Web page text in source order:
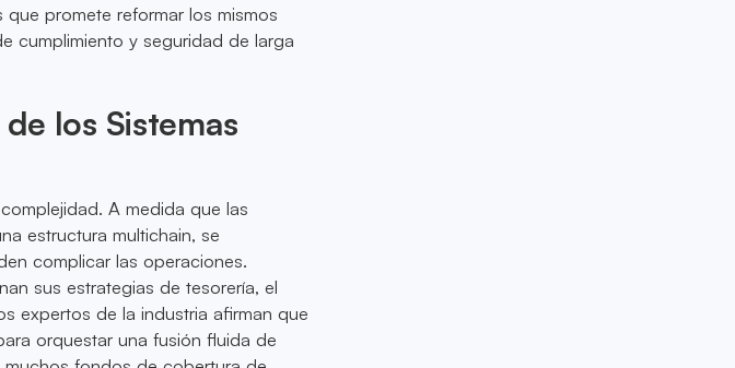
promete reformar los mismos
cumplimiento y seguridad de larga
los Sistemas
A medida que las
estructura multichain, se
complicar las operaciones.
sus estrategias de tesorería, el
expertos de la industria afirman que
orquestar una fusión fluida de